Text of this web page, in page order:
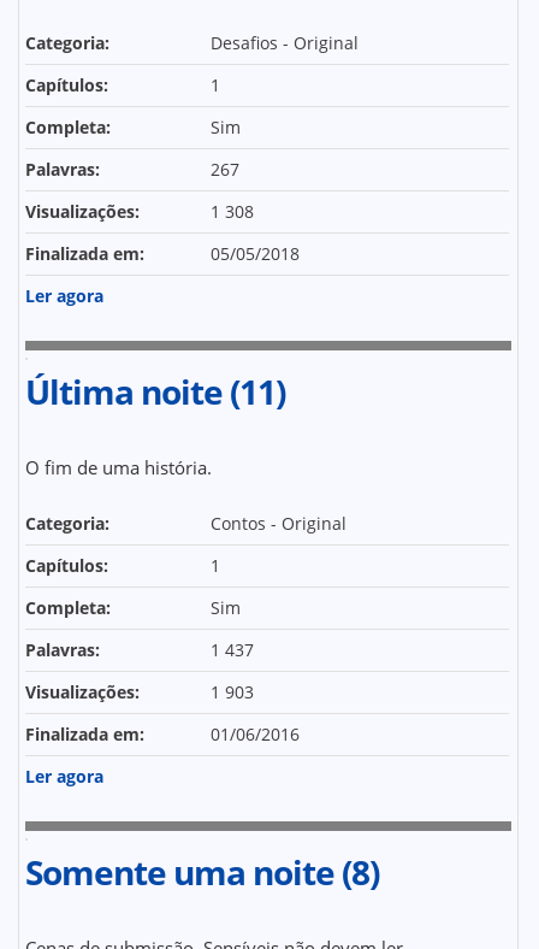
Categoria:
Desafios - Original
Capítulos:
1
Completa:
Sim
Palavras:
267
Visualizações:
1 308
Finalizada em:
05/05/2018
Ler agora
Última noite (11)
O fim de uma história.
Categoria:
Contos - Original
Capítulos:
1
Completa:
Sim
Palavras:
1 437
Visualizações:
1 903
Finalizada em:
01/06/2016
Ler agora
Somente uma noite (8)